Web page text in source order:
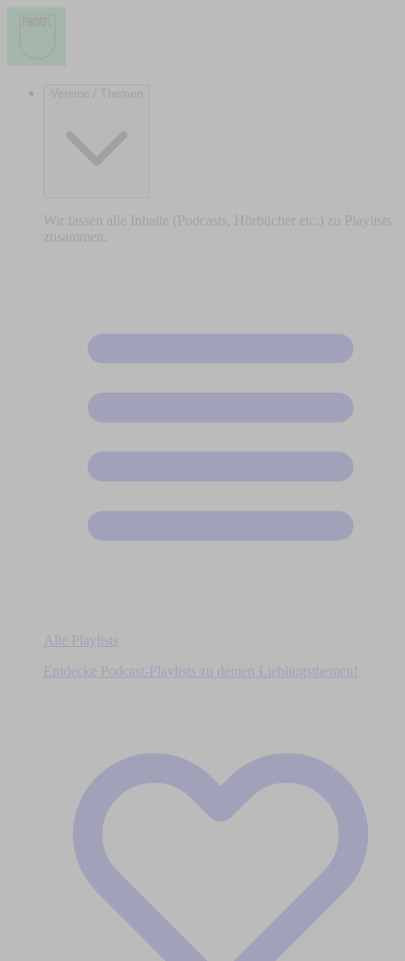
Vereine / Themen
Wir fassen alle Inhalte (Podcasts, Hörbücher etc.) zu Playlists
zusammen.
Alle Playlists
Entdecke Podcast-Playlists zu deinen Lieblingsthemen!